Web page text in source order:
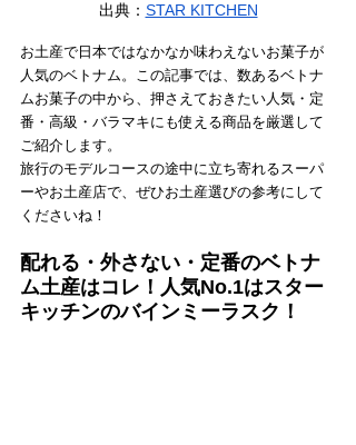
出典： STAR KITCHEN
お土産で日本ではなかなか味わえないお菓子が
人気のベトナム。この記事では、数あるベトナ
ムお菓子の中から、押さえておきたい人気・定
番・高級・バラマキにも使える商品を厳選して
ご紹介します。
旅行のモデルコースの途中に立ち寄れるスーパ
ーやお土産店で、ぜひお土産選びの参考にして
くださいね！
配れる・外さない・定番のベトナ
ム土産はコレ！人気No.1はスター
キッチンのバインミーラスク！